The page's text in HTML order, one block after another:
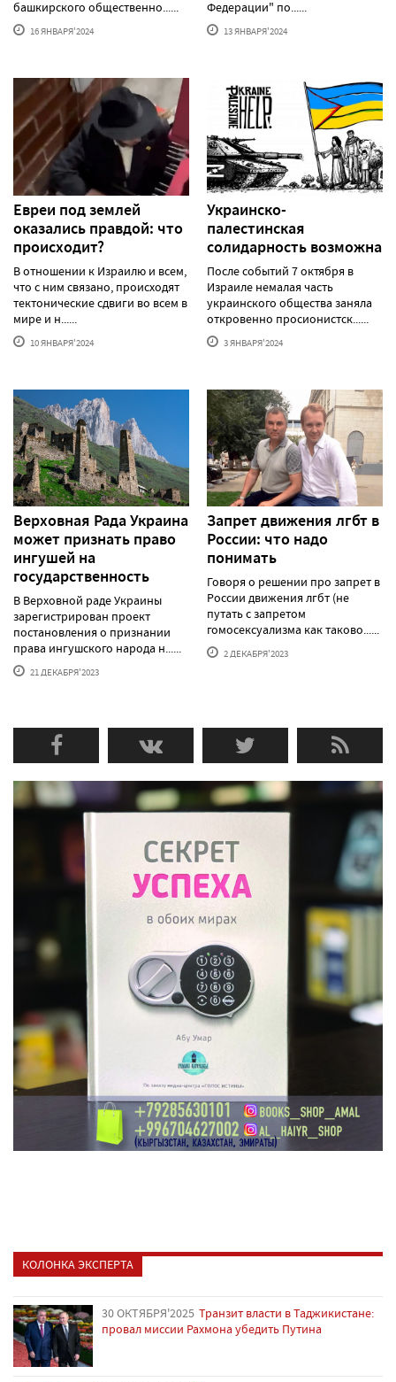
башкирского общественно......
16 ЯНВАРЯ'2024
Федерации" по......
13 ЯНВАРЯ'2024
Евреи под землей
оказались правдой: что
происходит?
В отношении к Израилю и всем,
что с ним связано, происходят
тектонические сдвиги во всем в
мире и н......
10 ЯНВАРЯ'2024
Украинско-
палестинская
солидарность возможна
После событий 7 октября в
Израиле немалая часть
украинского общества заняла
откровенно просионистск......
3 ЯНВАРЯ'2024
Верховная Рада Украина
может признать право
ингушей на
государственность
В Верховной раде Украины
зарегистрирован проект
постановления о признании
права ингушского народа н......
21 ДЕКАБРЯ'2023
Запрет движения лгбт в
России: что надо
понимать
Говоря о решении про запрет в
России движения лгбт (не
путать с запретом
гомосексуализма как таково......
2 ДЕКАБРЯ'2023
КОЛОНКА ЭКСПЕРТА
30 ОКТЯБРЯ'2025 Транзит власти в Таджикистане:
провал миссии Рахмона убедить Путина